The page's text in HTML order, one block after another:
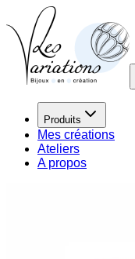
Produits
Mes créations
Ateliers
A propos